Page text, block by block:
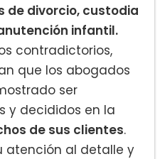
de divorcio, custodia
infantil.
contradictorios,
que los abogados
ser
y decididos en la
de sus clientes.
atención al detalle y